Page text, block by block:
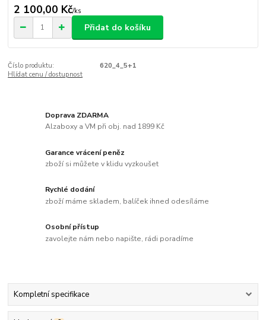
2 100,00 Kč/ks
Přidat do košíku
Číslo produktu:
620_4_5+1
Hlídat cenu / dostupnost
Doprava ZDARMA
Alzaboxy a VM při obj. nad 1899 Kč
Garance vrácení peněz
zboží si můžete v klidu vyzkoušet
Rychlé dodání
zboží máme skladem, balíček ihned odesíláme
Osobní přístup
zavolejte nám nebo napište, rádi poradíme
Kompletní specifikace